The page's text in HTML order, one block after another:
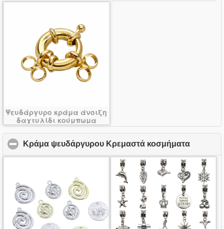
Ψευδάργυρο κράμα άνοιξη
δαχτυλίδι κούμπωμα
Κράμα ψευδάργυρου Κρεμαστά κοσμήματα